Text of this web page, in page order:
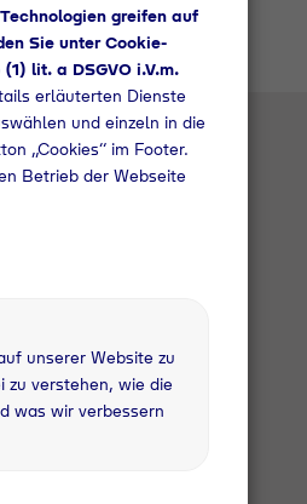
greifen auf
Sie unter Cookie-
lit. a DSGVO i.V.m.
erläuterten Dienste
und einzeln in die
„Cookies“ im Footer.
Betrieb der Webseite
unserer Website zu
zu verstehen, wie die
was wir verbessern